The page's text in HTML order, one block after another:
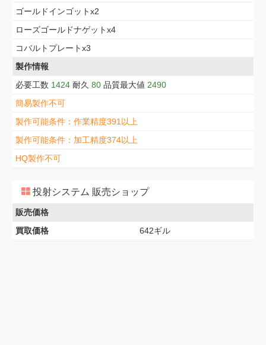
ゴールドインゴットx2
ローズゴールドナゲットx4
コバルトプレートx3
製作情報
必要工数 1424 耐久 80 品質最大値 2490
簡易製作不可
製作可能条件：作業精度391以上
製作可能条件：加工精度374以上
HQ製作不可
投射システム 販売ショップ
販売価格
買取価格
642ギル